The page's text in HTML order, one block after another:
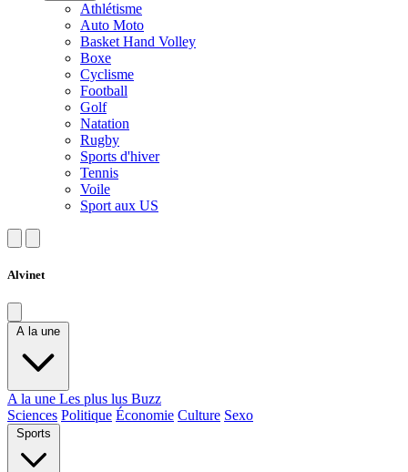
Athlétisme
Auto Moto
Basket Hand Volley
Boxe
Cyclisme
Football
Golf
Natation
Rugby
Sports d'hiver
Tennis
Voile
Sport aux US
Alvinet
A la une
A la une Les plus lus Buzz
Sciences Politique Économie Culture Sexo
Sports